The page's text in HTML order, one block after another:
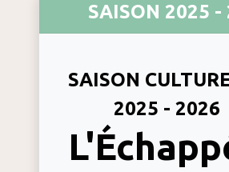
SAISON 2025 -
SAISON
2025 - 2026